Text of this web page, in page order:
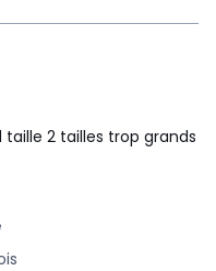
2 tailles trop grands